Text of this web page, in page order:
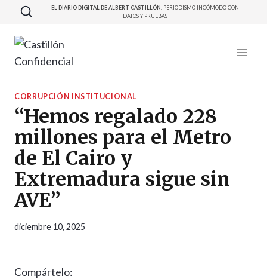
Saltar
contenido
EL DIARIO DIGITAL DE ALBERT CASTILLÓN. PERIODISMO INCÓMODO CON
DATOS Y PRUEBAS
CORRUPCIÓN INSTITUCIONAL
“Hemos regalado 228
millones para el Metro
de El Cairo y
Extremadura sigue sin
AVE”
diciembre 10, 2025
Compártelo: